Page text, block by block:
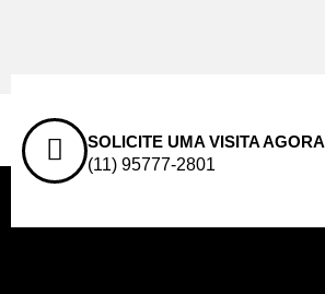
SOLICITE UMA VISITA AGORA
(11) 95777-2801